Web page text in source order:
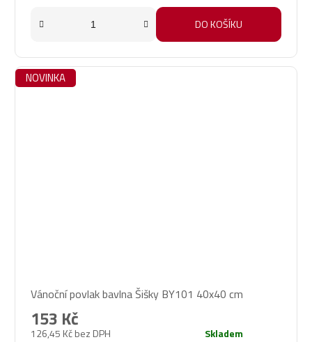
DO KOŠÍKU
NOVINKA
Vánoční povlak bavlna Šišky BY101 40x40 cm
126,45 Kč bez DPH
153 Kč
Skladem